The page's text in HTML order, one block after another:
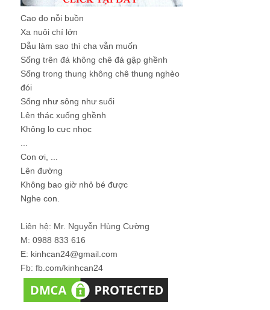
Cao đo nỗi buồn
Xa nuôi chí lớn
Dẫu làm sao thì cha vẫn muốn
Sống trên đá không chê đá gập ghềnh
Sống trong thung không chê thung nghèo
đói
Sống như sông như suối
Lên thác xuống ghềnh
Không lo cực nhọc
Con ơi, ...
Lên đường
Không bao giờ nhỏ bé được
Nghe con.
Liên hệ: Mr. Nguyễn Hùng Cường
M: 0988 833 616
E: kinhcan24@gmail.com
Fb: fb.com/kinhcan24